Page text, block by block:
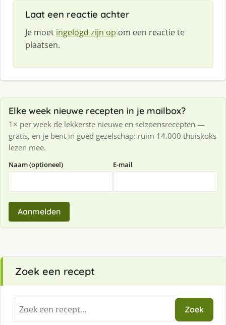
Laat een reactie achter
Je moet ingelogd zijn op om een reactie te
plaatsen.
Elke week nieuwe recepten in je mailbox?
1× per week de lekkerste nieuwe en seizoensrecepten —
gratis, en je bent in goed gezelschap: ruim 14.000 thuiskoks
lezen mee.
Naam (optioneel) E-mail
Aanmelden
Zoek een recept
Zoeken
naar:
Zoek